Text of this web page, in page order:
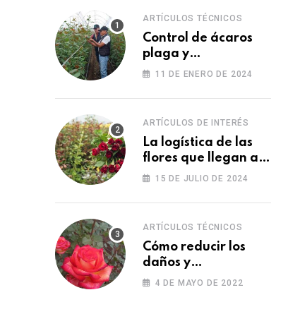
ARTÍCULOS TÉCNICOS
Control de ácaros
plaga y
fortalecimiento de
11 DE ENERO DE 2024
ARTÍCULOS DE INTERÉS
La logística de las
flores que llegan a
los Estados Unidos
15 DE JULIO DE 2024
ARTÍCULOS TÉCNICOS
Cómo reducir los
daños y
afectaciones
4 DE MAYO DE 2022